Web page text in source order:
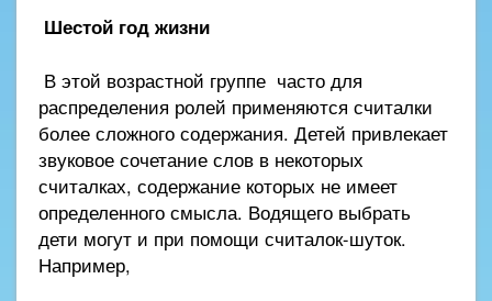
Шестой год жизни
В этой возрастной группе часто для
распределения ролей применяются считалки
более сложного содержания. Детей привлекает
звуковое сочетание слов в некоторых
считалках, содержание которых не имеет
определенного смысла. Водящего выбрать
дети могут и при помощи считалок-шуток.
Например,